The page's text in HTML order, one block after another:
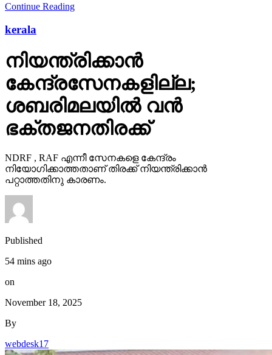
Continue Reading
kerala
നിയന്ത്രിക്കാന്‍
കേന്ദ്രസേനകളില്ല;
ശബരിമലയില്‍ വന്‍
ഭക്തജനതിരക്ക്
NDRF , RAF എന്നീ സേനകളെ കേന്ദ്രം
നിയോഗിക്കാത്തതാണ് തിരക്ക് നിയന്ത്രിക്കാന്‍
പറ്റാത്തതിനു കാരണം.
Published
54 mins ago
on
November 18, 2025
By
webdesk17